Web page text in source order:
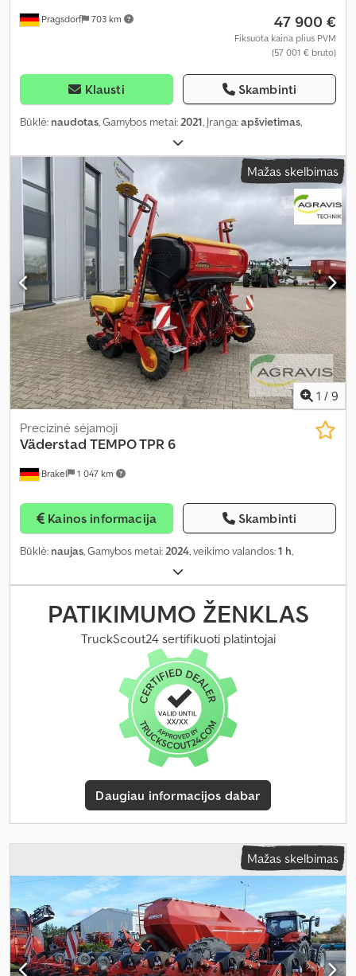
Pragsdorf 703 km 47 900 €
Fiksuota kaina plius PVM
(57 001 € bruto)
Klausti Skambinti
Būklė: naudotas, Gamybos metai:2021, Įranga:apšvietimas,
Mažas skelbimas
1 / 9
Brakel 1 047 km
Precizinė sėjamoji
Väderstad TEMPO TPR 6
Kainos informacija Skambinti
Būklė: naujas, Gamybos metai:2024, veikimo valandos:1 h,
PATIKIMUMO ŽENKLAS
TruckScout24 sertifikuoti platintojai
Daugiau informacijos dabar
Mažas skelbimas